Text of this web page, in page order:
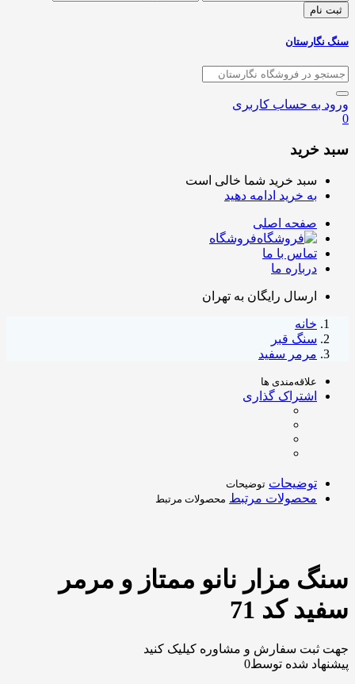
سنگ نگارستان
ورود به حساب کاربری
0
سبد خرید
سبد خرید شما خالی است
به خرید ادامه دهید
صفحه اصلی
فروشگاه
تماس با ما
درباره ما
ارسال رایگان به تهران
خانه
سنگ قبر
مرمر سفید
علاقه‌مندی ها
اشتراک گذاری
توضیحات توضیحات
محصولات مرتبط محصولات مرتبط
سنگ مزار نانو ممتاز و مرمر
سفید کد 71
جهت ثبت سفارش و مشاوره کیلیک کنید
پیشنهاد شده توسط0